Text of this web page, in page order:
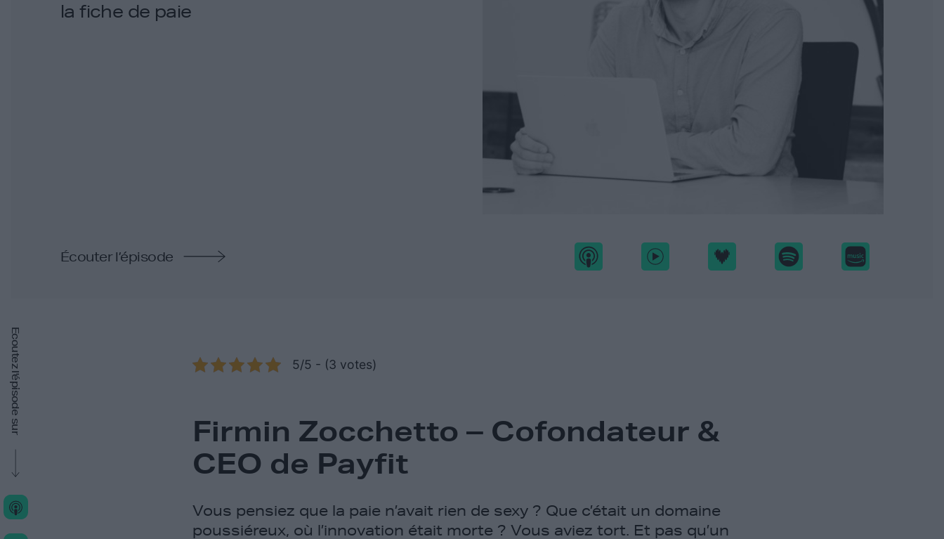
la fiche de paie
Écouter l’épisode
Ecoutez l'épisode sur 5/5 - (3 votes)
Firmin Zocchetto – Cofondateur &
CEO de Payfit
Vous pensiez que la paie n’avait rien de sexy ? Que c’était un domaine
poussiéreux, où l’innovation était morte ? Vous aviez tort. Et pas qu’un